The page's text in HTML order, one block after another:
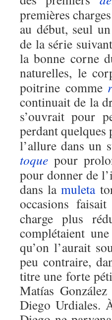
premières
au début, seul un
de la série
la bonne corne
naturelles, le
poitrine comme
continuait de la
s’ouvrait pour
perdant quelques
l’allure dans un
toque pour
pour donner de
dans lamuleta
occasions
charge plus
complétaient une
qu’on l’aurait
peu contraire,
titre une forte
Matías
Diego Urdiales.